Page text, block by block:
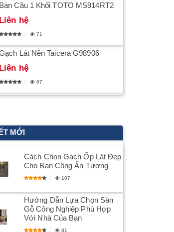
Bàn Cầu 1 Khối TOTO MS914RT2
Liên hệ
71
Lát Nền Taicera G98906
Liên hệ
67
MỚI
​Cách Chọn Gạch Ốp Lát Đẹp
Cho Ban Công Ấn Tượng
107
Hướng Dẫn Lựa Chọn Sàn
Gỗ Công Nghiệp Phù Hợp
Với Nhà Của Bạn
81